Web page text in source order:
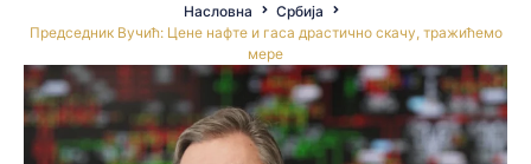
Насловна
Србија
Председник Вучић: Цене нафте и гаса драстично скачу, тражићемо
мере